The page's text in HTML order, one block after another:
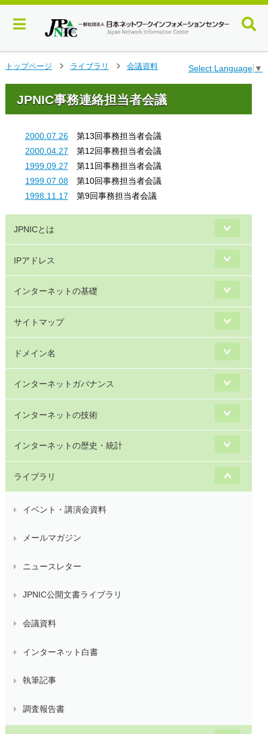
ン
トップページ
ライブラリ
会議資料 Select Language ▼
JPNIC事務連絡担当者会議
2000.07.26第13回事務担当者会議
2000.04.27 第12回事務担当者会議
1999.09.27 第11回事務担当者会議
1999.07.08第10回事務担当者会議
1998.11.17 第9回事務担当者会議
JPNICとは
IPアドレス
インターネットの基礎
サイトマップ
ドメイン名
インターネットガバナンス
インターネットの技術
インターネットの歴史・統計
ライブラリ
イベント・講演会資料
メールマガジン
ニュースレター
JPNIC公開文書ライブラリ
会議資料
インターネット白書
執筆記事
調査報告書